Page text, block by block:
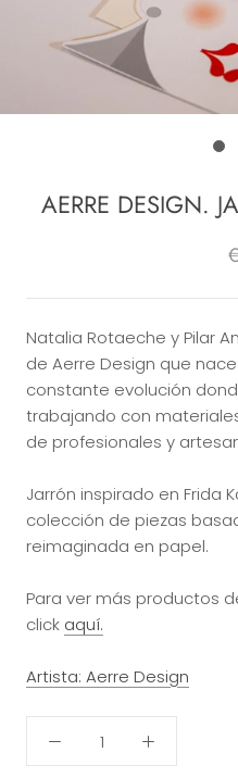
AERRE DESIGN.
Natalia Rotaeche y Pilar
de Aerre Design que
constante evolución
trabajando con
de profesionales y
Jarrón inspirado en Frida
colección de piezas
reimaginada en papel.
Para ver más productos
click aquí.
Artista: Aerre Design